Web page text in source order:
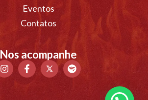
Eventos
Contatos
Nos acompanhe